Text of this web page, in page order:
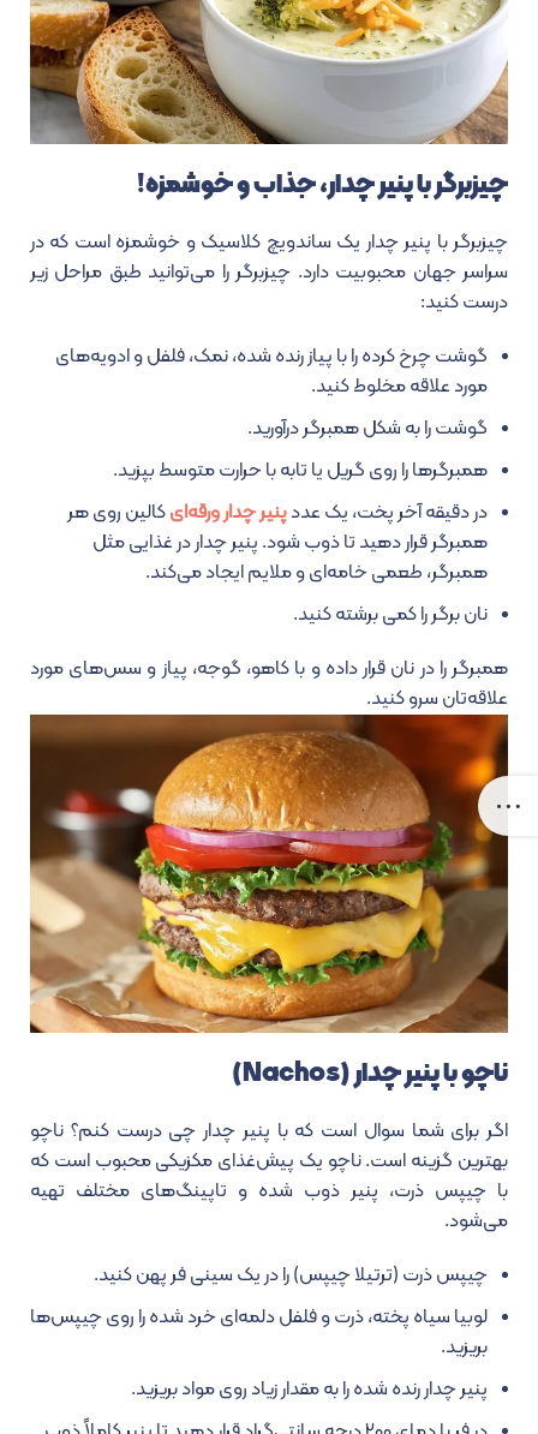
چیزبرگر با پنیر چدار، جذاب و خوشمزه!
چیزبرگر با پنیر چدار یک ساندویچ کلاسیک و خوشمزه است که در
سراسر جهان محبوبیت دارد. چیزبرگر را می‌توانید طبق مراحل زیر
درست کنید:
گوشت چرخ کرده را با پیاز رنده شده، نمک، فلفل و ادویه‌های
مورد علاقه مخلوط کنید.
گوشت را به شکل همبرگر درآورید.
همبرگرها را روی گریل یا تابه با حرارت متوسط بپزید.
در دقیقه آخر پخت، یک عددپنیر چدار ورقه‌ایکالین روی هر
همبرگر قرار دهید تا ذوب شود. پنیر چدار در غذایی مثل
همبرگر، طعمی خامه‌ای و ملایم ایجاد می‌کند.
نان برگر را کمی برشته کنید.
همبرگر را در نان قرار داده و با کاهو، گوجه، پیاز و سس‌های مورد
علاقه‌تان سرو کنید.
ناچو با پنیر چدار (Nachos)
اگر برای شما سوال است که با پنیر چدار چی درست کنم؟ ناچو
بهترین گزینه است. ناچو یک پیش‌غذای مکزیکی محبوب است که
با چیپس ذرت، پنیر ذوب شده و تاپینگ‌های مختلف تهیه
می‌شود.
چیپس ذرت (ترتیلا چیپس) را در یک سینی فر پهن کنید.
لوبیا سیاه پخته، ذرت و فلفل دلمه‌ای خرد شده را روی چیپس‌ها
بریزید.
پنیر چدار رنده شده را به مقدار زیاد روی مواد بریزید.